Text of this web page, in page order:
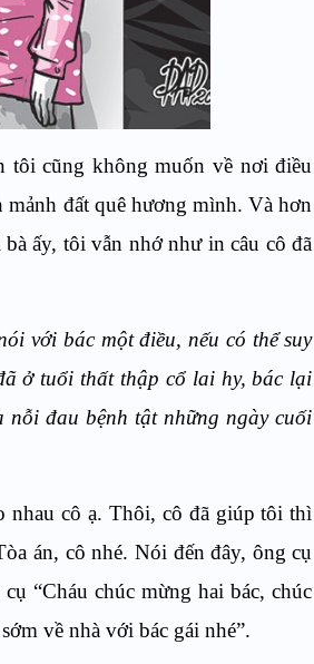
tôi cũng không muốn về nơi điều
đất quê hương mình. Và hơn
ấy, tôi vẫn nhớ như in câu cô đã
với bác một điều, nếu có thể suy
ở tuổi thất thập cổ lai hy, bác lại
nỗi đau bệnh tật những ngày cuối
nhau cô ạ. Thôi, cô đã giúp tôi thì
án, cô nhé. Nói đến đây, ông cụ
“Cháu chúc mừng hai bác, chúc
về nhà với bác gái nhé”.